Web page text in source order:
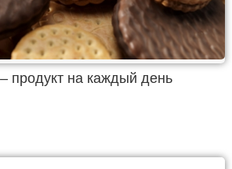
продукт на каждый день